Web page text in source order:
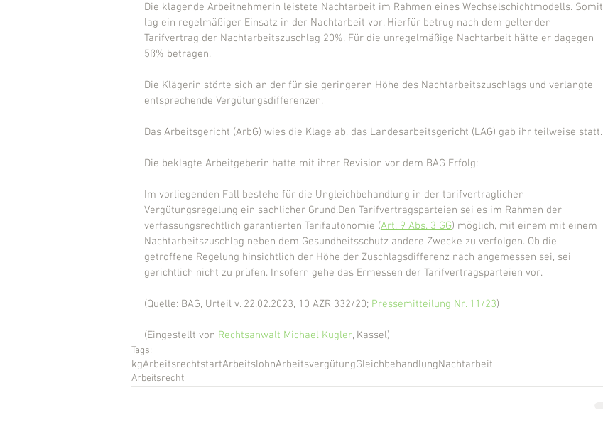
Die klagende Arbeitnehmerin leistete Nachtarbeit im Rahmen eines Wechselschichtmodells. Somit
lag ein regelmäßiger Einsatz in der Nachtarbeit vor. Hierfür betrug nach dem geltenden
Tarifvertrag der Nachtarbeitszuschlag 20%. Für die unregelmäßige Nachtarbeit hätte er dagegen
5ß% betragen.
Die Klägerin störte sich an der für sie geringeren Höhe des Nachtarbeitszuschlags und verlangte
entsprechende Vergütungsdifferenzen.
Das Arbeitsgericht (ArbG) wies die Klage ab, das Landesarbeitsgericht (LAG) gab ihr teilweise statt.
Die beklagte Arbeitgeberin hatte mit ihrer Revision vor dem BAG Erfolg:
Im vorliegenden Fall bestehe für die Ungleichbehandlung in der tarifvertraglichen
Vergütungsregelung ein sachlicher Grund.Den Tarifvertragsparteien sei es im Rahmen der
verfassungsrechtlich garantierten Tarifautonomie (Art. 9 Abs. 3 GG) möglich, mit einem mit einem
Nachtarbeitszuschlag neben dem Gesundheitsschutz andere Zwecke zu verfolgen. Ob die
getroffene Regelung hinsichtlich der Höhe der Zuschlagsdifferenz nach angemessen sei, sei
gerichtlich nicht zu prüfen. Insofern gehe das Ermessen der Tarifvertragsparteien vor.
(Quelle: BAG, Urteil v. 22.02.2023, 10 AZR 332/20; Pressemitteilung Nr. 11/23)
(Eingestellt von Rechtsanwalt Michael Kügler, Kassel)
Tags:
kgArbeitsrechtstartArbeitslohnArbeitsvergütungGleichbehandlungNachtarbeit
Arbeitsrecht